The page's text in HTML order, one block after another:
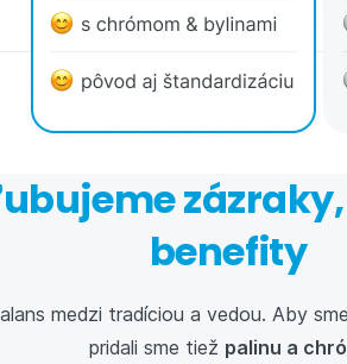
benefity
medzi tradíciou a vedou. Aby
pridali sme tiež palinu a